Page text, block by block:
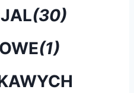
(30)
(1)